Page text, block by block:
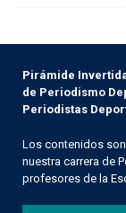
Pirámide
de Periodismo
Periodistas
Los contenidos
nuestra carrera de
profesores de la